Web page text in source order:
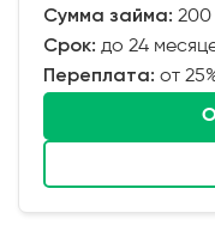
Сумма займа: 200
Срок: до 24
Переплата: от